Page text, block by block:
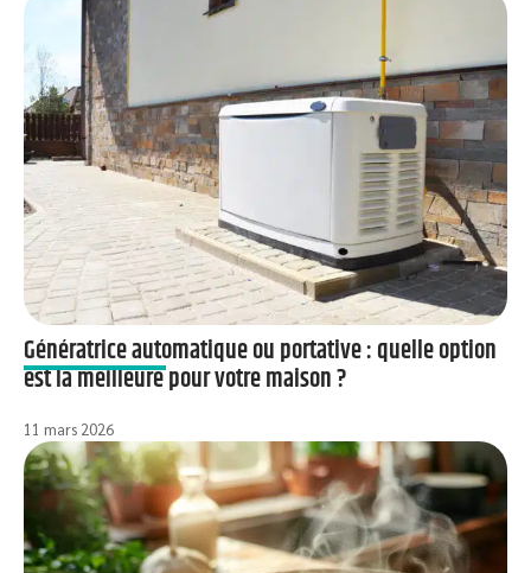
Génératrice automatique ou portative : quelle option
est la meilleure pour votre maison ?
11 mars 2026